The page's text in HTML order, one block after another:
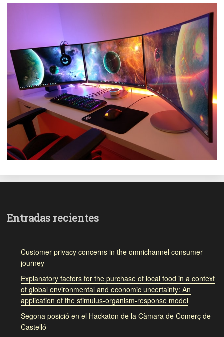
Entradas recientes
Customer privacy concerns in the omnichannel consumer
journey
Explanatory factors for the purchase of local food in a context
of global environmental and economic uncertainty: An
application of the stimulus-organism-response model
Segona posició en el Hackaton de la Càmara de Comerç de
Castelló